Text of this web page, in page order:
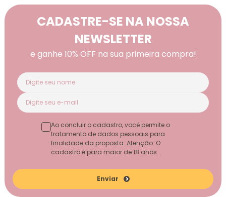
CADASTRE-SE NA NOSSA
NEWSLETTER
e ganhe 10% OFF na sua primeira compra!
Enviar
Ao concluir o cadastro, você permite o
tratamento de dados pessoais para
finalidade da proposta. Atenção: O
cadastro é para maior de 18 anos.